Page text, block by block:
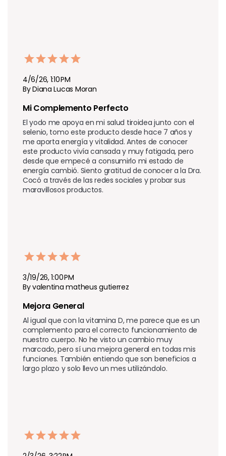
4/6/26, 1:10 PM
By Diana Lucas Moran
Mi Complemento Perfecto
El yodo me apoya en mi salud tiroidea junto con el
selenio, tomo este producto desde hace 7 años y
me aporta energía y vitalidad. Antes de conocer
este producto vivía cansada y muy fatigada, pero
desde que empecé a consumirlo mi estado de
energía cambió. Siento gratitud de conocer a la Dra.
Cocó a través de las redes sociales y probar sus
maravillosos productos.
3/19/26, 1:00 PM
By valentina matheus gutierrez
Mejora General
Al igual que con la vitamina D, me parece que es un
complemento para el correcto funcionamiento de
nuestro cuerpo. No he visto un cambio muy
marcado, pero sí una mejora general en todas mis
funciones. También entiendo que son beneficios a
largo plazo y solo llevo un mes utilizándolo.